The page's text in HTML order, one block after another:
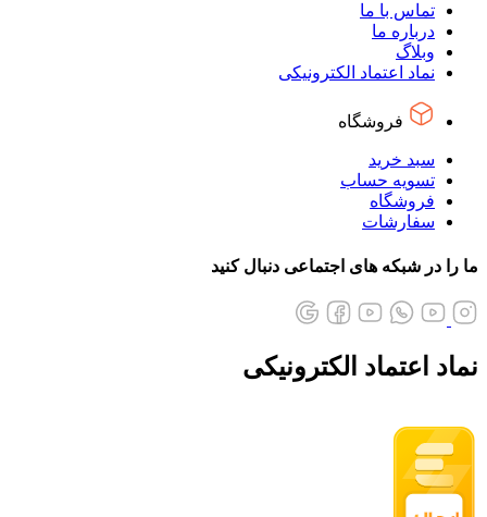
تماس با ما
درباره ما
وبلاگ
نماد اعتماد الکترونیکی
فروشگاه
سبد خرید
تسویه حساب
فروشگاه
سفارشات
ما را در شبکه های اجتماعی دنبال کنید
نماد اعتماد الکترونیکی